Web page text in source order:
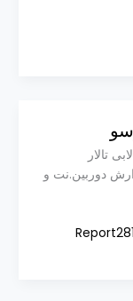
تالار
دوربین.نت و